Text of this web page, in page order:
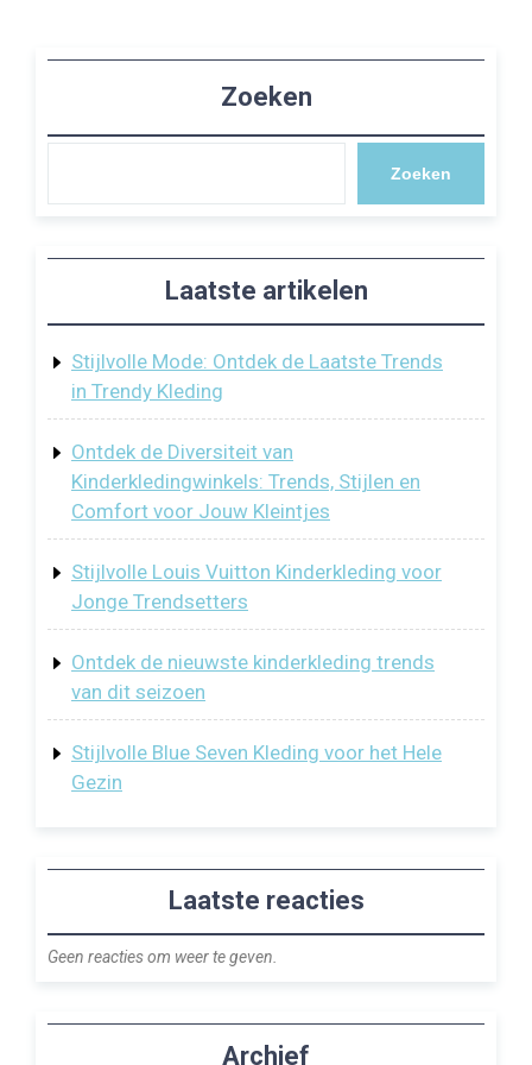
Zoeken
Zoeken
Laatste artikelen
Stijlvolle Mode: Ontdek de Laatste Trends
in Trendy Kleding
Ontdek de Diversiteit van
Kinderkledingwinkels: Trends, Stijlen en
Comfort voor Jouw Kleintjes
Stijlvolle Louis Vuitton Kinderkleding voor
Jonge Trendsetters
Ontdek de nieuwste kinderkleding trends
van dit seizoen
Stijlvolle Blue Seven Kleding voor het Hele
Gezin
Laatste reacties
Geen reacties om weer te geven.
Archief